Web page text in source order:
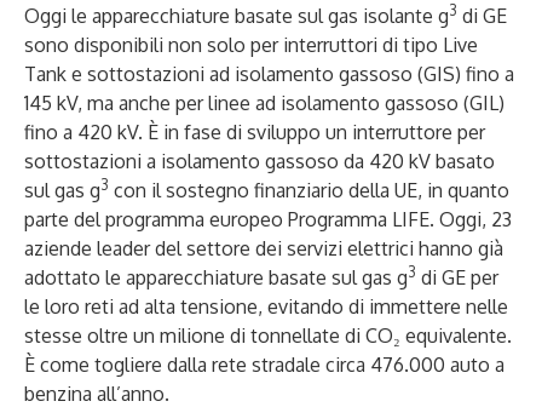
Oggi le apparecchiature basate sul gas isolante g3 di GE
sono disponibili non solo per interruttori di tipo Live
Tank e sottostazioni ad isolamento gassoso (GIS) fino a
145 kV, ma anche per linee ad isolamento gassoso (GIL)
fino a 420 kV. È in fase di sviluppo un interruttore per
sottostazioni a isolamento gassoso da 420 kV basato
sul gas g3 con il sostegno finanziario della UE, in quanto
parte del programma europeo Programma LIFE. Oggi, 23
aziende leader del settore dei servizi elettrici hanno già
adottato le apparecchiature basate sul gas g3 di GE per
le loro reti ad alta tensione, evitando di immettere nelle
stesse oltre un milione di tonnellate di CO₂ equivalente.
È come togliere dalla rete stradale circa 476.000 auto a
benzina all’anno.